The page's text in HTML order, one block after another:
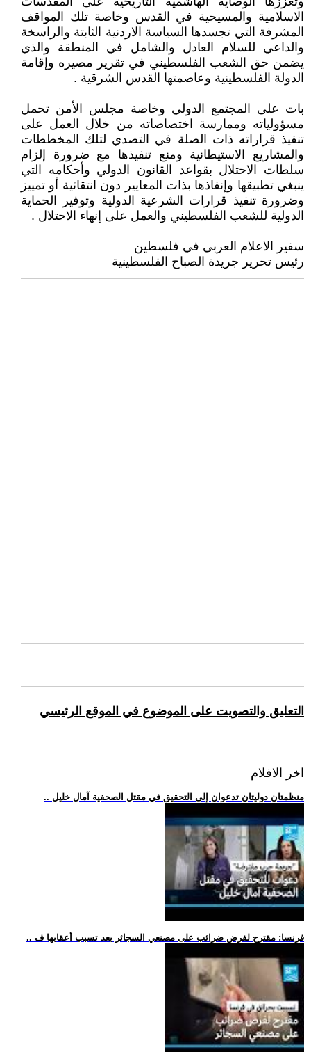
الاسلامية والمسيحية في القدس وخاصة تلك المواقف
المشرفة التي تجسدها السياسة الاردنية الثابتة والراسخة
والداعي للسلام العادل والشامل في المنطقة والذي
يضمن حق الشعب الفلسطيني في تقرير مصيره وإقامة
الدولة الفلسطينية وعاصمتها القدس الشرقية .
بات على المجتمع الدولي وخاصة مجلس الأمن تحمل
مسؤولياته وممارسة اختصاصاته من خلال العمل على
تنفيذ قراراته ذات الصلة في التصدي لتلك المخططات
والمشاريع الاستيطانية ومنع تنفيذها مع ضرورة إلزام
سلطات الاحتلال بقواعد القانون الدولي وأحكامه التي
ينبغي تطبيقها وإنفاذها بذات المعايير دون انتقائية أو تمييز
وضرورة تنفيذ قرارات الشرعية الدولية وتوفير الحماية
الدولية للشعب الفلسطيني والعمل على إنهاء الاحتلال .
سفير الاعلام العربي في فلسطين
رئيس تحرير جريدة الصباح الفلسطينية
التعليق والتصويت على الموضوع في الموقع الرئيسي
اخر الافلام
.. منظمتان دوليتان تدعوان إلى التحقيق في مقتل الصحفية آمال خليل
.. فرنسا: مقترح لفرض ضرائب على مصنعي السجائر بعد تسبب أعقابها ف